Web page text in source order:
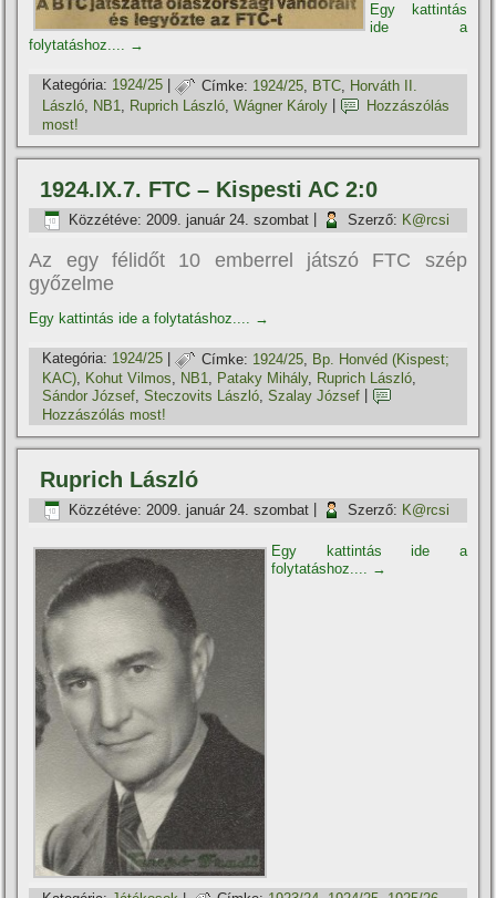
Egy kattintás
ide a
folytatáshoz.... →
Kategória: 1924/25 | Címke: 1924/25 BTC
Horváth II.
László
NB1 Ruprich László ,Wágner Károly
Hozzászólás
most!
1924.IX.7. FTC – Kispesti AC 2:0
Közzétéve: 2009. január 24. szombat Szerző: K@rcsi
Az egy félidőt 10 emberrel játszó FTC szép
győzelme
Egy kattintás ide a folytatáshoz.... →
Kategória: 1924/25 | Címke: 1924/25
Bp. Honvéd (Kispest;
KAC), Kohut Vilmos, NB1, Pataky Mihály, Ruprich László,
Sándor József ,Steczovits László ,Szalay József
Hozzászólás most!
Ruprich László
Közzétéve: 2009. január 24. szombat Szerző: K@rcsi
Egy kattintás ide a
folytatáshoz.... →